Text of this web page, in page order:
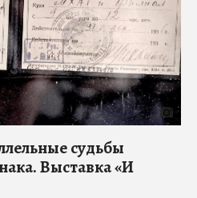
судьбы
Выставка «И